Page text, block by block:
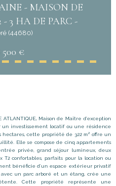
- MAISON DE
3 HA DE PARC -
(44680)
500 €
ATLANTIQUE.
Maison de Maître d’exception
investissement locatif ou une résidence
cette propriété de 322 m² offre un
Elle se compose de cinq appartements
privée, grand séjour lumineux, deux
confortables, parfaits pour la location ou
bénéficie d’un espace extérieur privatif
avec un parc arboré et un étang, crée une
Cette propriété représente une